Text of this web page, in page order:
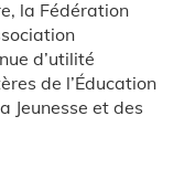
la Fédération
d’utilité
de l’Éducation
Jeunesse et des